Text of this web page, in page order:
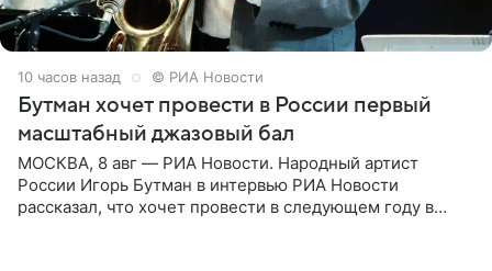
10 часов назад © РИА Новости
Бутман хочет провести в России первый
масштабный джазовый бал
МОСКВА, 8 авг — РИА Новости. Народный артист
России Игорь Бутман в интервью РИА Новости
рассказал, что хочет провести в следующем году в